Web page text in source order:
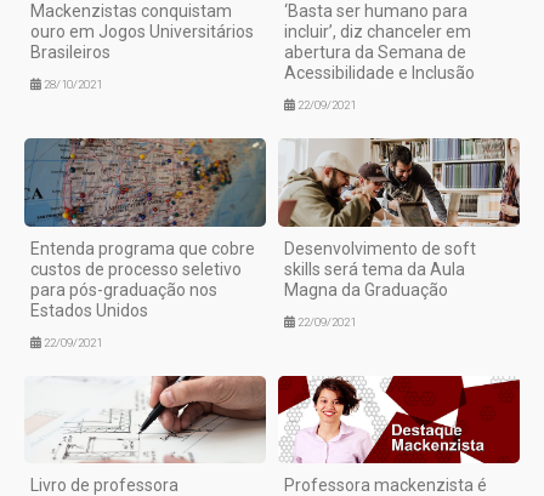
Mackenzistas conquistam
ouro em Jogos Universitários
Brasileiros
28/10/2021
‘Basta ser humano para
incluir’, diz chanceler em
abertura da Semana de
Acessibilidade e Inclusão
22/09/2021
Entenda programa que cobre
custos de processo seletivo
para pós-graduação nos
Estados Unidos
22/09/2021
Desenvolvimento de soft
skills será tema da Aula
Magna da Graduação
22/09/2021
Livro de professora Professora mackenzista é